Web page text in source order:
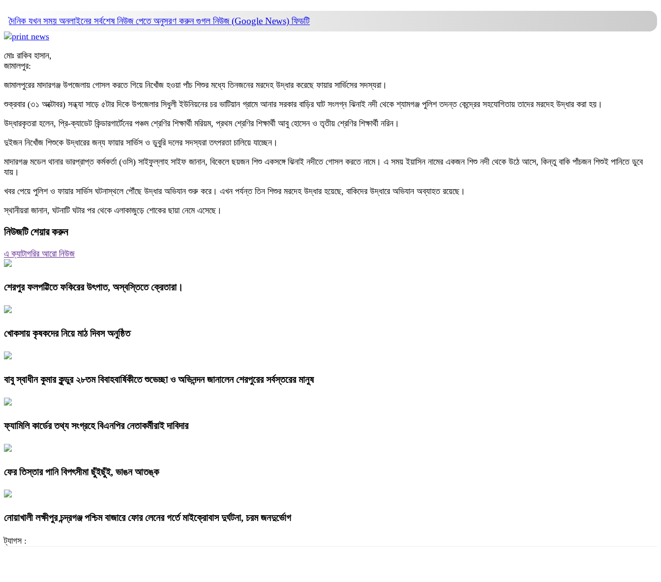
দৈনিক যখন সময় অনলাইনের সর্বশেষ নিউজ পেতে অনুসরণ করুনগুগল নিউজ (Google News) ফিডটি
মোঃ রাকিব হাসান,
জামালপুর:
জামালপুরের মাদারগঞ্জ উপজেলায় গোসল করতে গিয়ে নিখোঁজ হওয়া পাঁচ শিশুর মধ্যে তিনজনের মরদেহ উদ্ধার করেছে ফায়ার সার্ভিসের সদস্যরা।
শুক্রবার (৩১ অক্টোবর) সন্ধ্যা সাড়ে ৫টার দিকে উপজেলার সিধুলী ইউনিয়নের চর ভাটিয়ান গ্রামে আনার সরকার বাড়ির ঘাট সংলগ্ন ঝিনাই নদী থেকে শ্যামগঞ্জ পুলিশ তদন্ত কেন্দ্রের সহযোগিতায় তাদের মরদেহ উদ্ধার করা হয়।
উদ্ধারকৃতরা হলেন, প্রি-ক্যাডেট কিন্ডারগার্টেনের পঞ্চম শ্রেণির শিক্ষার্থী মরিয়ম, প্রথম শ্রেণির শিক্ষার্থী আবু হোসেন ও তৃতীয় শ্রেণির শিক্ষার্থী নরিন।
দুইজন নিখোঁজ শিশুকে উদ্ধারের জন্য ফায়ার সার্ভিস ও ডুবুরি দলের সদস্যরা তৎপরতা চালিয়ে যাচ্ছেন।
মাদারগঞ্জ মডেল থানার ভারপ্রাপ্ত কর্মকর্তা (ওসি) সাইফুল্লাহ সাইফ জানান, বিকেলে ছয়জন শিশু একসঙ্গে ঝিনাই নদীতে গোসল করতে নামে। এ সময় ইয়াসিন নামের একজন শিশু নদী থেকে উঠে আসে, কিন্তু বাকি পাঁচজন শিশুই পানিতে ডুবে
যায়।
খবর পেয়ে পুলিশ ও ফায়ার সার্ভিস ঘটনাস্থলে পৌঁছে উদ্ধার অভিযান শুরু করে। এখন পর্যন্ত তিন শিশুর মরদেহ উদ্ধার হয়েছে, বাকিদের উদ্ধারে অভিযান অব্যাহত রয়েছে।
স্থানীয়রা জানান, ঘটনাটি ঘটার পর থেকে এলাকাজুড়ে শোকের ছায়া নেমে এসেছে।
নিউজটি শেয়ার করুন
এ ক্যাটাগরির আরো নিউজ
শেরপুর ফলপট্টিতে ফকিরের উৎপাত, অস্বস্তিতে ক্রেতারা।
খোকসায় কৃষকদের নিয়ে মাঠ দিবস অনুষ্ঠিত
বাবু স্বাধীন কুমার কুন্ডুর ২৮তম বিবাহবার্ষিকীতে শুভেচ্ছা ও অভিনন্দন জানালেন শেরপুরের সর্বস্তরের মানুষ
ফ্যামিলি কার্ডের তথ্য সংগ্রহে বিএনপির নেতাকর্মীরাই দাবিদার
ফের তিস্তার পানি বিপৎসীমা ছুঁইছুঁই, ভাঙন আতঙ্ক
নোয়াখালী লক্ষীপুর চন্দ্রগঞ্জ পশ্চিম বাজারে ফোর লেনের গর্তে মাইক্রোবাস দুর্ঘটনা, চরম জনদুর্ভোগ
ট্যাগস :